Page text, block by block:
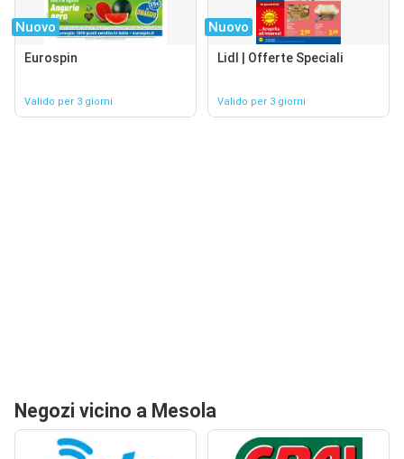
Nuovo
Eurospin
Valido per 3 giorni
Nuovo
Lidl | Offerte Speciali
Valido per 3 giorni
Negozi vicino a Mesola